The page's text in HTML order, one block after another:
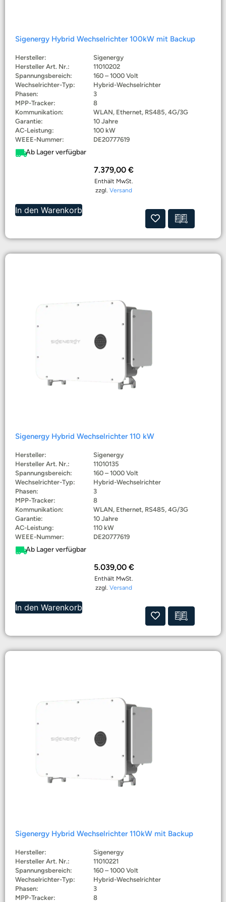
Sigenergy Hybrid Wechselrichter 100kW mit Backup
Hersteller:
Sigenergy
Hersteller Art. Nr.:
11010202
Spannungsbereich:
160 – 1000 Volt
Wechselrichter-Typ:
Hybrid-Wechselrichter
Phasen:
3
MPP-Tracker:
8
Kommunikation:
WLAN, Ethernet, RS485, 4G/3G
Garantie:
10 Jahre
AC-Leistung:
100 kW
WEEE-Nummer:
DE20777619
Ab Lager verfügbar
7.379,00 €
Enthält MwSt.
zzgl. Versand
In den Warenkorb
Sigenergy Hybrid Wechselrichter 110 kW
Hersteller:
Sigenergy
Hersteller Art. Nr.:
11010135
Spannungsbereich:
160 – 1000 Volt
Wechselrichter-Typ:
Hybrid-Wechselrichter
Phasen:
3
MPP-Tracker:
8
Kommunikation:
WLAN, Ethernet, RS485, 4G/3G
Garantie:
10 Jahre
AC-Leistung:
110 kW
WEEE-Nummer:
DE20777619
Ab Lager verfügbar
5.039,00 €
Enthält MwSt.
zzgl. Versand
In den Warenkorb
Sigenergy Hybrid Wechselrichter 110kW mit Backup
Hersteller:
Sigenergy
Hersteller Art. Nr.:
11010221
Spannungsbereich:
160 – 1000 Volt
Wechselrichter-Typ:
Hybrid-Wechselrichter
Phasen:
3
MPP-Tracker:
8